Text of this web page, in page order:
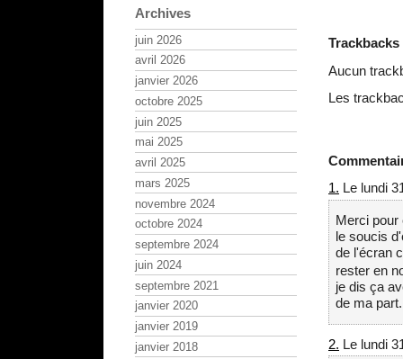
Trackbacks
Aucun
Les
1. Le lundi
Merci pour
le soucis
de l'écran
rester en
je dis ça
de ma part.
2. Le lundi
Archives
juin 2026
avril 2026
janvier 2026
octobre 2025
juin 2025
mai 2025
avril 2025
mars 2025
novembre 2024
octobre 2024
septembre 2024
juin 2024
septembre 2021
janvier 2020
janvier 2019
janvier 2018